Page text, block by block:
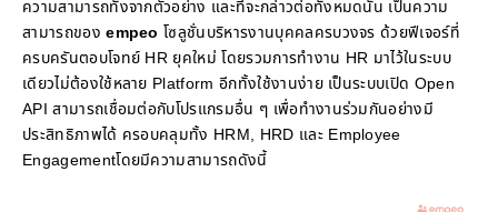
ความสามารถทั้งจากตัวอย่าง และที่จะกล่าวต่อทั้งหมดนั้น เป็นความ
สามารถของempeo โซลูชั่นบริหารงานบุคคลครบวงจร ด้วยฟีเจอร์ที่
ครบครันตอบโจทย์ HR ยุคใหม่ โดยรวมการทำงาน HR มาไว้ในระบบ
เดียวไม่ต้องใช้หลาย Platform อีกทั้งใช้งานง่าย เป็นระบบเปิด Open
API สามารถเชื่อมต่อกับโปรแกรมอื่น ๆ เพื่อทำงานร่วมกันอย่างมี
ประสิทธิภาพได้ ครอบคลุมทั้ง HRM, HRD และ Employee
Engagementโดยมีความสามารถดังนี้